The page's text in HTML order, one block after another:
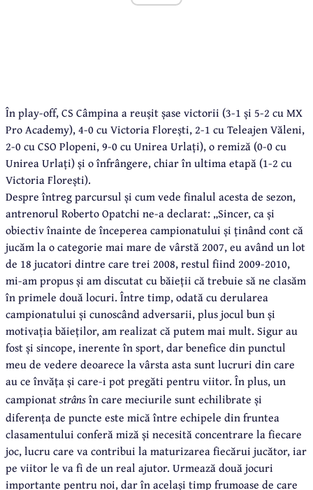
În play-off, CS Câmpina a reușit șase victorii (3-1 și 5-2 cu MX
Pro Academy), 4-0 cu Victoria Florești, 2-1 cu Teleajen Văleni,
2-0 cu CSO Plopeni, 9-0 cu Unirea Urlați), o remiză (0-0 cu
Unirea Urlați) și o înfrângere, chiar în ultima etapă (1-2 cu
Victoria Florești).
Despre întreg parcursul și cum vede finalul acesta de sezon,
antrenorul Roberto Opatchi ne-a declarat: „Sincer, ca și
obiectiv înainte de începerea campionatului și ținând cont că
jucăm la o categorie mai mare de vârstă 2007, eu având un lot
de 18 jucatori dintre care trei 2008, restul fiind 2009-2010,
mi-am propus și am discutat cu băieții că trebuie să ne clasăm
în primele două locuri. Între timp, odată cu derularea
campionatului și cunoscând adversarii, plus jocul bun și
motivația băieților, am realizat că putem mai mult. Sigur au
fost și sincope, inerente în sport, dar benefice din punctul
meu de vedere deoarece la vârsta asta sunt lucruri din care
au ce învăța și care-i pot pregăti pentru viitor. În plus, un
campionatstrânsîn care meciurile sunt echilibrate și
diferența de puncte este mică între echipele din fruntea
clasamentului conferă miză și necesită concentrare la fiecare
joc, lucru care va contribui la maturizarea fiecărui jucător, iar
pe viitor le va fi de un real ajutor. Urmează două jocuri
importante pentru noi, dar în același timp frumoase de care